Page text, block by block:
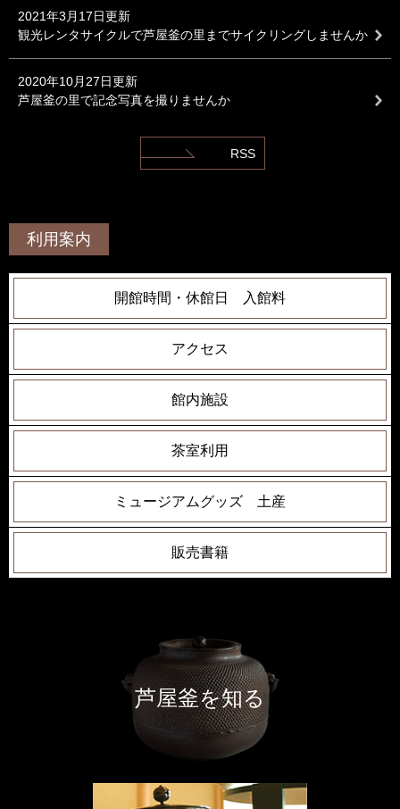
2021年3月17日更新
観光レンタサイクルで芦屋釜の里までサイクリングしませんか
2020年10月27日更新
芦屋釜の里で記念写真を撮りませんか
RSS
利用案内
開館時間・休館日 入館料
アクセス
館内施設
茶室利用
ミュージアムグッズ 土産
販売書籍
芦屋釜を知る